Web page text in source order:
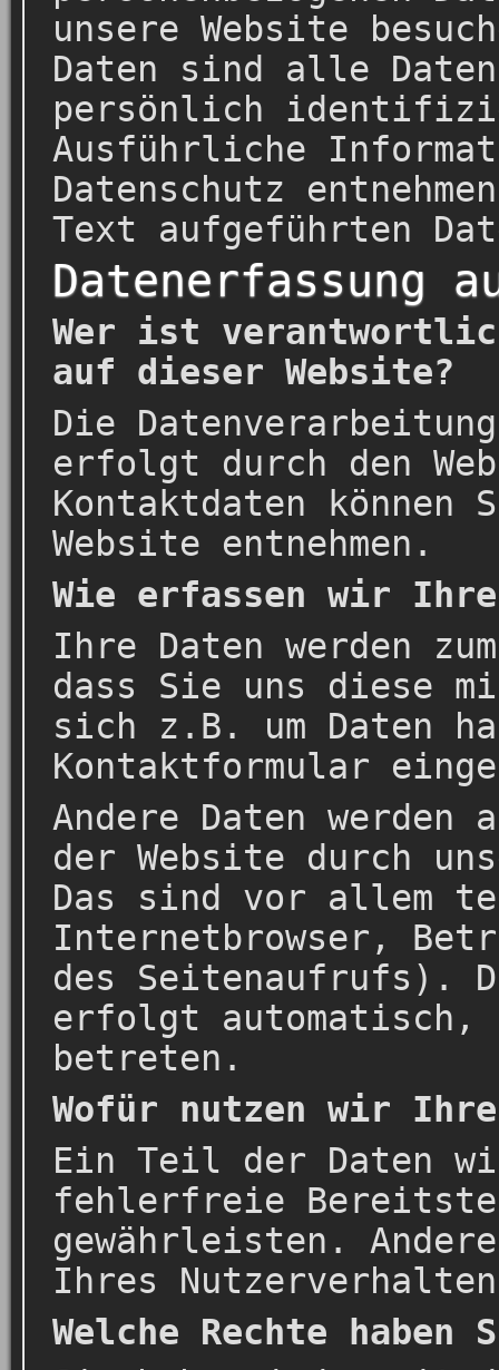
unsere Website
Daten sind alle
persönlich
Ausführliche
Datenschutz
Text aufgeführten
Datenerfassung
Wer ist
auf dieser Website?
Die
erfolgt durch den
Kontaktdaten können
Website entnehmen.
Wie erfassen wir Ihre
Ihre Daten werden
dass Sie uns diese
sich z.B. um Daten
Kontaktformular
Andere Daten werden
der Website durch
Das sind vor allem
Internetbrowser,
des Seitenaufrufs).
erfolgt automatisch,
betreten.
Wofür nutzen wir Ihre
Ein Teil der Daten
fehlerfreie
gewährleisten.
Ihres
Welche Rechte